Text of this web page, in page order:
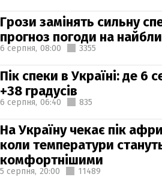
Грози замінять сильну
прогноз погоди на
6 серпня, 08:00 3355
Пік спеки в Україні: де 6
+38 градусів
6 серпня, 06:40 835
На Україну чекає пік
коли температури
комфортнішими
5 серпня, 20:00 11489